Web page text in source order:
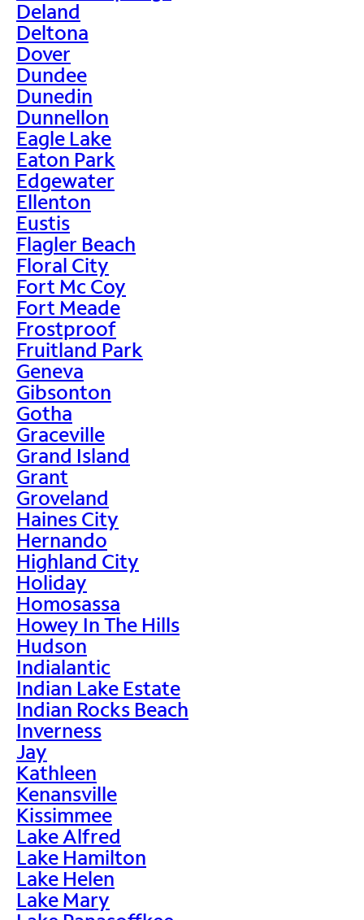
Deland
Deltona
Dover
Dundee
Dunedin
Dunnellon
Eagle Lake
Eaton Park
Edgewater
Ellenton
Eustis
Flagler Beach
Floral City
Fort Mc Coy
Fort Meade
Frostproof
Fruitland Park
Geneva
Gibsonton
Gotha
Graceville
Grand Island
Grant
Groveland
Haines City
Hernando
Highland City
Holiday
Homosassa
Howey In The Hills
Hudson
Indialantic
Indian Lake Estate
Indian Rocks Beach
Inverness
Jay
Kathleen
Kenansville
Kissimmee
Lake Alfred
Lake Hamilton
Lake Helen
Lake Mary